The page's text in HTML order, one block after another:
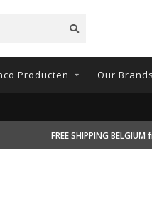
Producten Our Brands
FREE SHIPPING